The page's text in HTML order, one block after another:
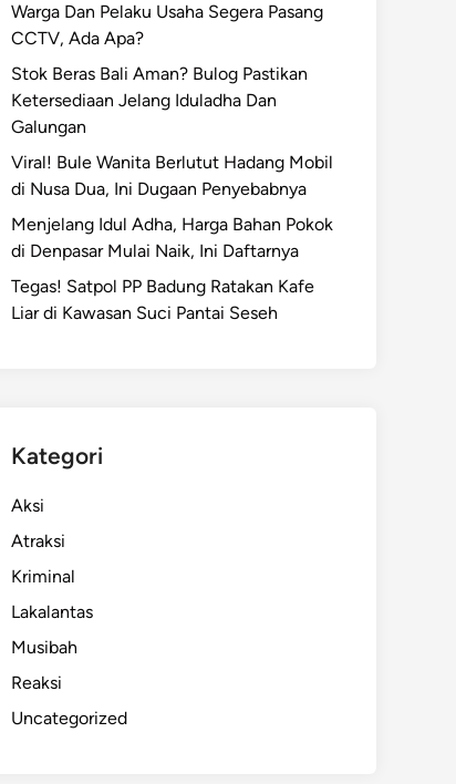
Warga Dan Pelaku Usaha Segera Pasang
CCTV, Ada Apa?
Stok Beras Bali Aman? Bulog Pastikan
Ketersediaan Jelang Iduladha Dan
Galungan
Viral! Bule Wanita Berlutut Hadang Mobil
di Nusa Dua, Ini Dugaan Penyebabnya
Menjelang Idul Adha, Harga Bahan Pokok
di Denpasar Mulai Naik, Ini Daftarnya
Tegas! Satpol PP Badung Ratakan Kafe
Liar di Kawasan Suci Pantai Seseh
Kategori
Aksi
Atraksi
Kriminal
Lakalantas
Musibah
Reaksi
Uncategorized